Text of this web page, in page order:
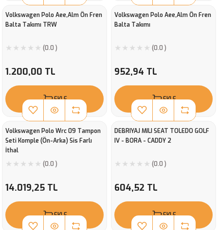
Volkswagen Polo Aee,Alm Ön Fren
Balta Takımı TRW
(0.0 )
1.200,00 TL
EKLE
Volkswagen Polo Aee,Alm Ön Fren
Balta Takımı
(0.0 )
952,94 TL
EKLE
Volkswagen Polo Wrc 09 Tampon
Seti Komple (Ön-Arka) Sis Farlı
İthal
(0.0 )
14.019,25 TL
EKLE
DEBRIYAJ MILI SEAT TOLEDO GOLF
IV - BORA - CADDY 2
(0.0 )
604,52 TL
EKLE